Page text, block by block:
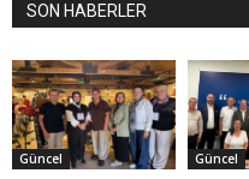
SON HABERLER
Güncel Güncel